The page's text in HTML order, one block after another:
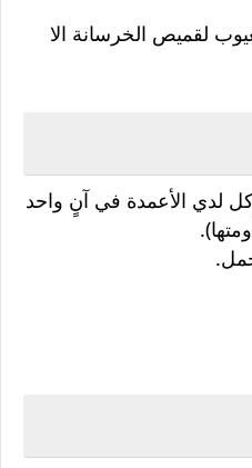
لقميص الخرسانة الا
لدي الأعمدة في آنٍ واحد